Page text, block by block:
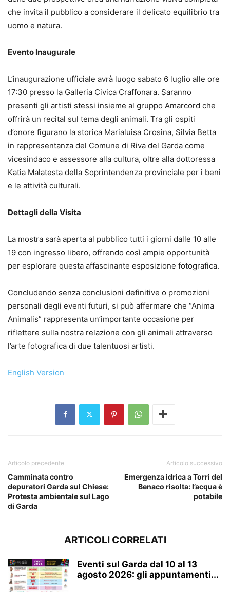
che invita il pubblico a considerare il delicato equilibrio tra
uomo e natura.
Evento Inaugurale
L’inaugurazione ufficiale avrà luogo sabato 6 luglio alle ore
17:30 presso la Galleria Civica Craffonara. Saranno
presenti gli artisti stessi insieme al gruppo Amarcord che
offrirà un recital sul tema degli animali. Tra gli ospiti
d’onore figurano la storica Marialuisa Crosina, Silvia Betta
in rappresentanza del Comune di Riva del Garda come
vicesindaco e assessore alla cultura, oltre alla dottoressa
Katia Malatesta della Soprintendenza provinciale per i beni
e le attività culturali.
Dettagli della Visita
La mostra sarà aperta al pubblico tutti i giorni dalle 10 alle
19 con ingresso libero, offrendo così ampie opportunità
per esplorare questa affascinante esposizione fotografica.
Concludendo senza conclusioni definitive o promozioni
personali degli eventi futuri, si può affermare che “Anima
Animalis” rappresenta un’importante occasione per
riflettere sulla nostra relazione con gli animali attraverso
l’arte fotografica di due talentuosi artisti.
English Version
Articolo precedente
Camminata contro
depuratori Garda sul Chiese:
Protesta ambientale sul Lago
di Garda
Articolo successivo
Emergenza idrica a Torri del
Benaco risolta: l’acqua è
potabile
ARTICOLI CORRELATI
Eventi sul Garda dal 10 al 13
agosto 2026: gli appuntamenti...